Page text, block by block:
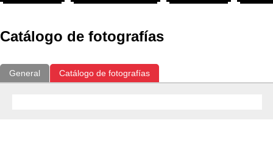
Catálogo de fotografías
General Catálogo de fotografías